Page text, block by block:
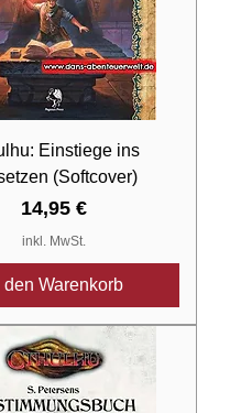
Einstiege ins
(Softcover)
Preis
14,95 €
inkl. MwSt.
den Warenkorb